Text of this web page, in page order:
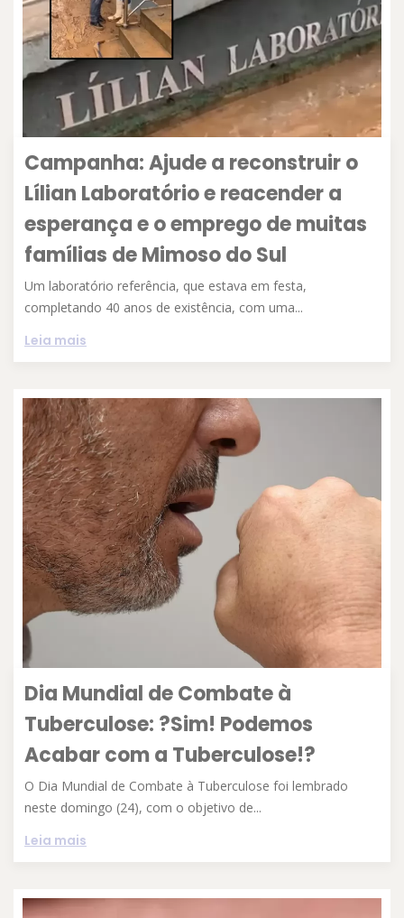
Campanha: Ajude a reconstruir o
Lílian Laboratório e reacender a
esperança e o emprego de muitas
famílias de Mimoso do Sul
Um laboratório referência, que estava em festa,
completando 40 anos de existência, com uma...
Leia mais
Dia Mundial de Combate à
Tuberculose: ?Sim! Podemos
Acabar com a Tuberculose!?
O Dia Mundial de Combate à Tuberculose foi lembrado
neste domingo (24), com o objetivo de...
Leia mais